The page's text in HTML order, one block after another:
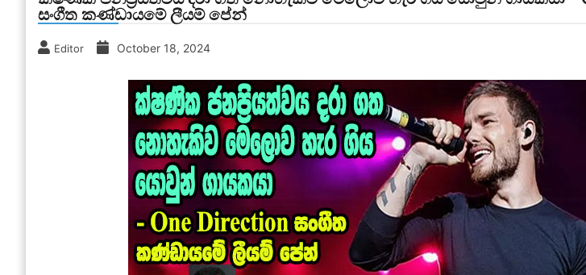
සංගීත කණ්ඩායමේ ලීයම් පේන්
Editor October 18, 2024